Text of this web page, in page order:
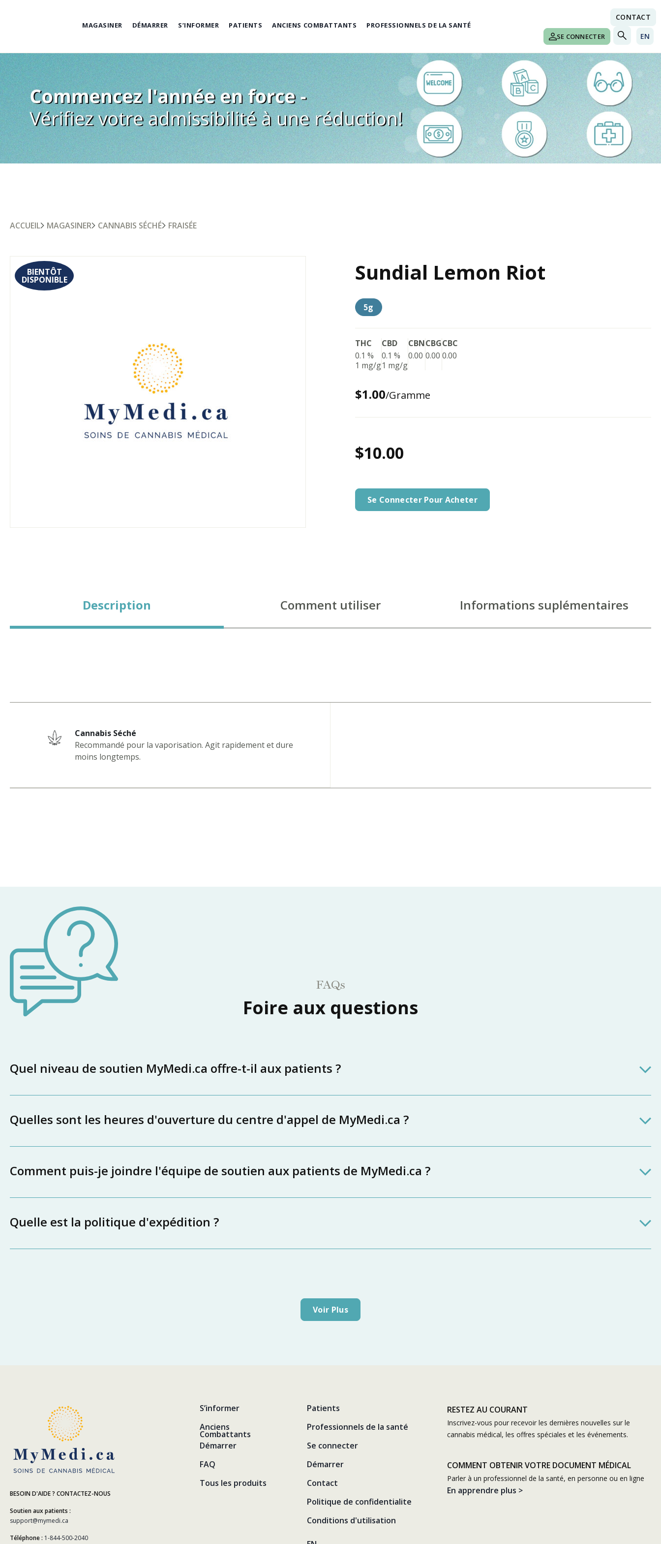
MAGASINER DÉMARRER S’INFORMER PATIENTS ANCIENS COMBATTANTS
PROFESSIONNELS DE LA SANTÉ
SE CONNECTER
CONTACT
EN
ACCUEIL MAGASINER CANNABIS SÉCHÉ FRAISÉE
BIENTÔT
DISPONIBLE Sundial Lemon Riot
5g
THC
0.1 %
1 mg/g
CBD
0.1 %
1 mg/g
CBN
0.00
CBG
0.00
CBC
0.00
$1.00/Gramme
$10.00
Se Connecter Pour Acheter
Description Comment utiliser Informations suplémentaires
Cannabis Séché
Recommandé pour la vaporisation. Agit rapidement et dure
moins longtemps.
FAQs
Foire aux questions
Quel niveau de soutien MyMedi.ca offre-t-il aux patients ?
Quelles sont les heures d'ouverture du centre d'appel de MyMedi.ca ?
Comment puis-je joindre l'équipe de soutien aux patients de MyMedi.ca ?
Quelle est la politique d'expédition ?
Voir Plus
BESOIN D'AIDE ? CONTACTEZ-NOUS
Soutien aux patients :
support@mymedi.ca
Téléphone : 1-844-500-2040
S’informer
Anciens
Combattants
Démarrer
FAQ
Tous les produits
Patients
Professionnels de la santé
Se connecter
Démarrer
Contact
Politique de confidentialite
Conditions d'utilisation
RESTEZ AU COURANT
Inscrivez-vous pour recevoir les dernières nouvelles sur le
cannabis médical, les offres spéciales et les événements.
COMMENT OBTENIR VOTRE DOCUMENT MÉDICAL
Parler à un professionnel de la santé, en personne ou en ligne
En apprendre plus >